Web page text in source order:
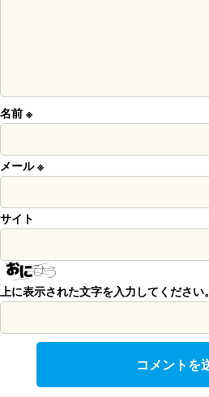
名前 ※
メール※
サイト
上に表示された文字を入力してください。